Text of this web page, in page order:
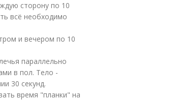
сторону по 10
всё необходимо
и вечером по 10
параллельно
в пол. Тело -
30 секунд.
время "планки" на